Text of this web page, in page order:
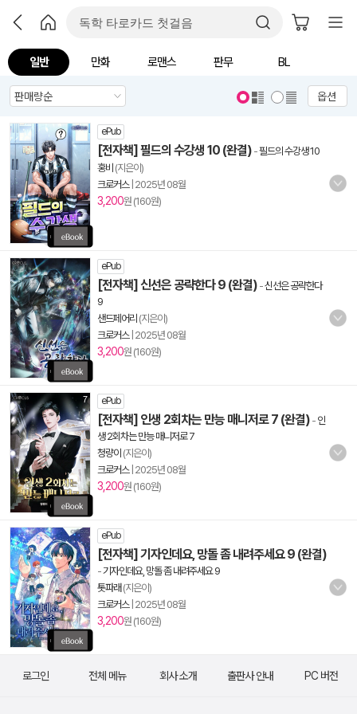
일반 만화 로맨스 판무 BL
옵션
ePub
[전자책] 필드의 수강생 10 (완결) -필드의 수강생 10
홍비 (지은이)
크로커스| 2025년 08월
3,200원 (160원)
ePub
[전자책] 신선은 공략한다 9 (완결) -신선은 공략한다
9
샌드페어리 (지은이)
크로커스| 2025년 08월
3,200원 (160원)
ePub
[전자책] 인생 2회차는 만능 매니저로 7 (완결) - 인
생 2회차는 만능 매니저로 7
청량이 (지은이)
크로커스| 2025년 08월
3,200원 (160원)
ePub
[전자책] 기자인데요, 망돌 좀 내려주세요 9 (완결)
-기자인데요, 망돌 좀 내려주세요 9
톳파래 (지은이)
크로커스| 2025년 08월
3,200원 (160원)
로그인 전체 메뉴 회사 소개 출판사 안내 PC 버전